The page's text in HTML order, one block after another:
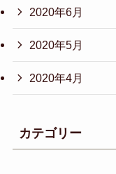
2020年6月
2020年5月
2020年4月
カテゴリー